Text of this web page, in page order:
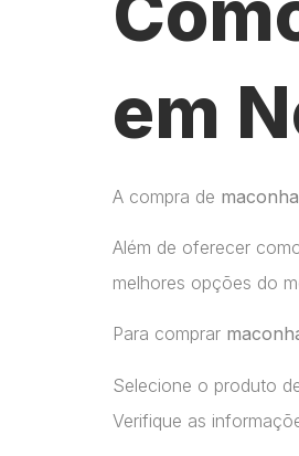
em
A compra de maconha
Além de oferecer
melhores opções do
Para comprar
Selecione o produto
Verifique as